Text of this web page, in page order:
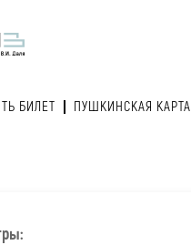
БИЛЕТ ПУШКИНСКАЯ КАРТА